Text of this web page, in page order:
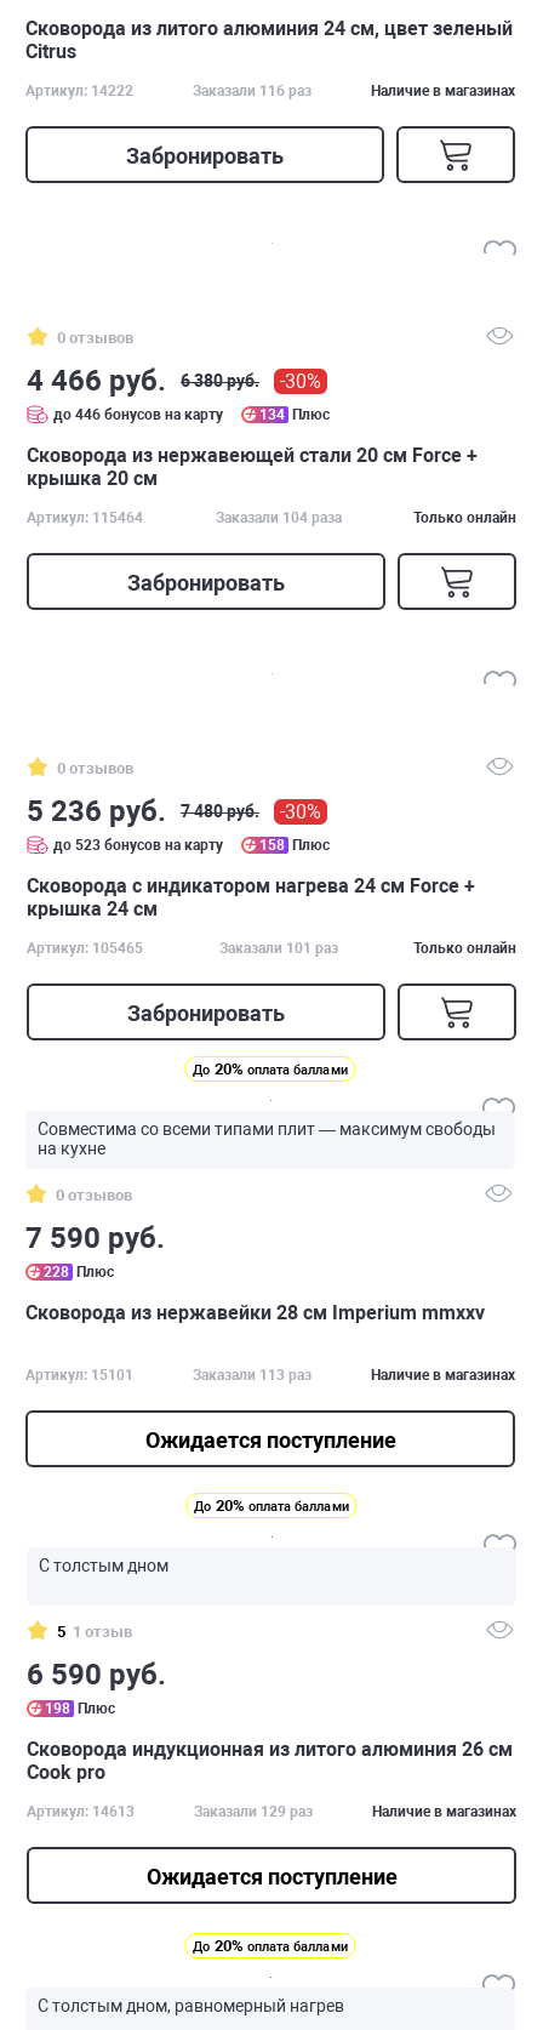
Сковорода из литого алюминия 24 см, цвет зеленый
Citrus
Артикул: 14222 Заказали 116 раз Наличие в магазинах
Забронировать
0 отзывов
4 466 руб. 6 380 руб. -30%
до 446 бонусов на карту 134 Плюс
Сковорода из нержавеющей стали 20 см Force +
крышка 20 см
Артикул: 115464 Заказали 104 раза Только онлайн
Забронировать
0 отзывов
5 236 руб. 7 480 руб. -30%
до 523 бонусов на карту 158 Плюс
Сковорода с индикатором нагрева 24 см Force +
крышка 24 см
Артикул: 105465 Заказали 101 раз Только онлайн
Забронировать
До 20% оплата баллами
Совместима со всеми типами плит — максимум свободы
на кухне
0 отзывов
7 590 руб.
228 Плюс
Сковорода из нержавейки 28 см Imperium mmxxv
Артикул: 15101 Заказали 113 раз Наличие в магазинах
Ожидается поступление
До 20% оплата баллами
С толстым дном
5 1 отзыв
6 590 руб.
198 Плюс
Сковорода индукционная из литого алюминия 26 см
Cook pro
Артикул: 14613 Заказали 129 раз Наличие в магазинах
Ожидается поступление
До 20% оплата баллами
С толстым дном, равномерный нагрев